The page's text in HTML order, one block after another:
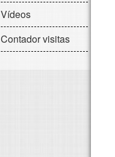
Vídeos
Contador visitas